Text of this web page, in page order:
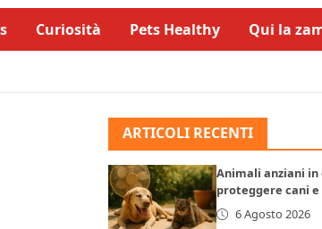
Curiosità Pets Healthy Qui la
ARTICOLI RECENTI
Animali anziani in
proteggere cani
6 Agosto 2026